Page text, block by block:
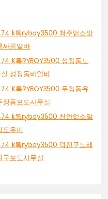
k톡ryboy3500 청주업소알
싸롱알바
K톡RYBOY3500 성정동노
성정동바알바
K톡RYBOY3500 두정동유
동보도사무실
k톡ryboy3500 천안업소알
도우미
k톡ryboy3500 덕진구노래
구보도사무실